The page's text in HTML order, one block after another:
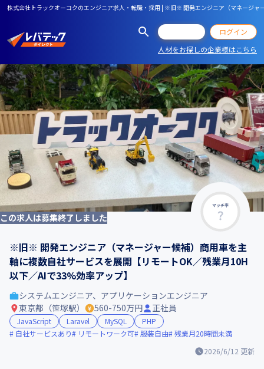
株式会社トラックオーコクのエンジニア求人・転職・採用 | ※旧※ 開発エンジニア（マネージ
ログイン
人材をお探しの企業様はこちら
マッチ率
この求人は募集終了しました
※旧※ 開発エンジニア（マネージャー候補）商用車を主
軸に複数自社サービスを展開【リモートOK／残業月10H
以下／AIで33%効率アップ】
2026/6/12 更新
システムエンジニア、アプリケーションエンジニア
東京都（笹塚駅）
560-750万円 正社員
JavaScript Laravel MySQL
PHP
自社サービスあり
リモートワーク可 服装自由 残業月20時間未満